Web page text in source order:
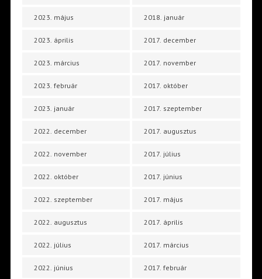
2023. május
2023. április
2023. március
2023. február
2023. január
2022. december
2022. november
2022. október
2022. szeptember
2022. augusztus
2022. július
2022. június
2018. január
2017. december
2017. november
2017. október
2017. szeptember
2017. augusztus
2017. július
2017. június
2017. május
2017. április
2017. március
2017. február